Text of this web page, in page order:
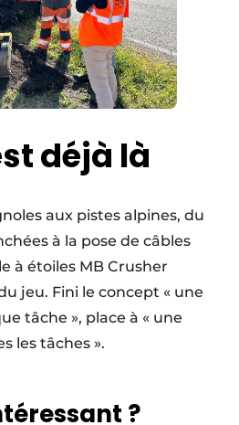
déjà là
aux pistes alpines, du
à la pose de câbles
à étoiles MB Crusher
jeu. Fini le concept « une
tâche », place à « une
les tâches ».
?